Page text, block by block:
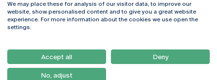
Rua Diogo Botelho 1327
4169-005 Porto
+351 226 196 240
Campus Online
Webmail
Como Chegar
Newsletter
We may place these for analysis of our visitor data, to improve our
website, show personalised content and to give you a great website
experience. For more information about the cookies we use open the
settings.
Accept all Deny
No, adjust